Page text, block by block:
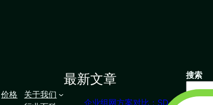
价格
关于我们
最新文章
企业组网方案对比：SD-
搜索